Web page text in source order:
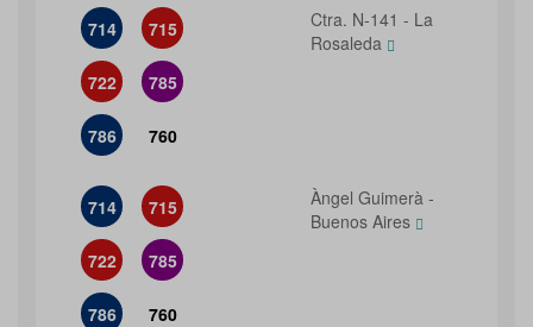
714 715
722 785
786 760
Ctra. N-141 - La
Rosaleda
714 715
722 785
786 760
Àngel Guimerà -
Buenos Aires